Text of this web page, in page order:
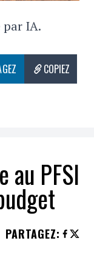
par IA.
COPIEZ
au PFSI
PARTAGEZ: